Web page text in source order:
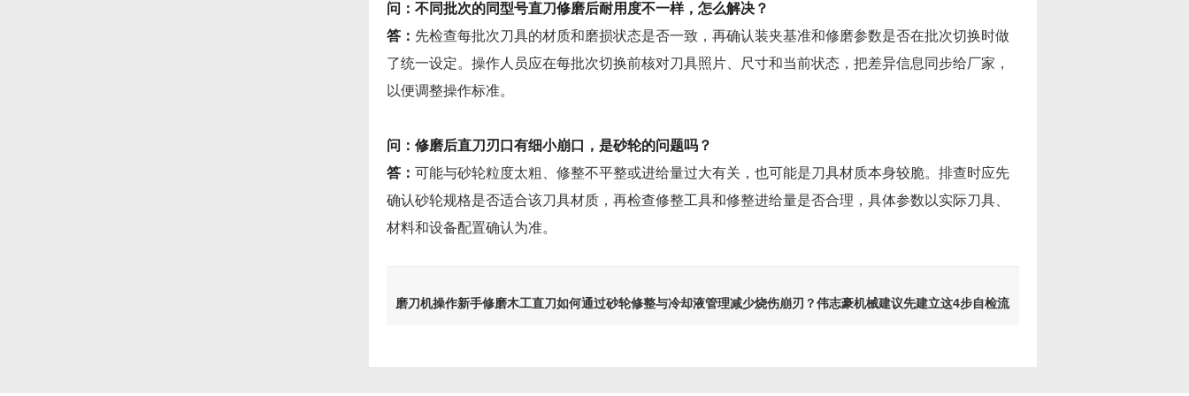
问：不同批次的同型号直刀修磨后耐用度不一样，怎么解决？
答： 先检查每批次刀具的材质和磨损状态是否一致，再确认装夹基准和修磨参数是否在批次切换时做
了统一设定。操作人员应在每批次切换前核对刀具照片、尺寸和当前状态，把差异信息同步给厂家，
以便调整操作标准。
问：修磨后直刀刃口有细小崩口，是砂轮的问题吗？
答： 可能与砂轮粒度太粗、修整不平整或进给量过大有关，也可能是刀具材质本身较脆。排查时应先
确认砂轮规格是否适合该刀具材质，再检查修整工具和修整进给量是否合理，具体参数以实际刀具、
材料和设备配置确认为准。
磨刀机操作新手修磨木工直刀如何通过砂轮修整与冷却液管理减少烧伤崩刃？伟志豪机械建议先建立这4步自检流